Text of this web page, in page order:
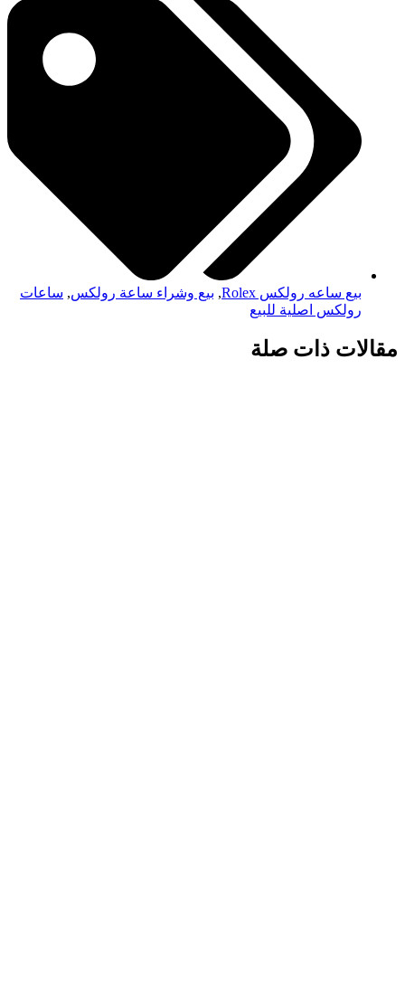
بيع ساعه رولكس Rolex , بيع وشراء ساعة رولكس, ساعات
رولكس اصلية للبيع
مقالات ذات صلة